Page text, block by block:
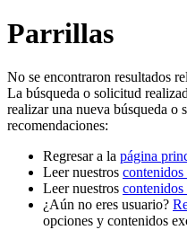
Parrillas
No se encontraron resultados
La búsqueda o solicitud
realizar una nueva búsqueda o
recomendaciones:
Regresar a la página
Leer nuestros contenidos
Leer nuestros contenidos
¿Aún no eres usuario?
opciones y contenidos